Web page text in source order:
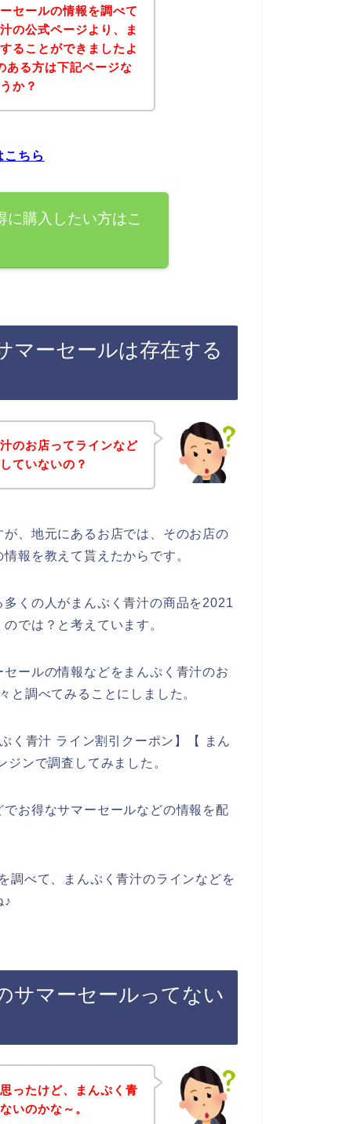
セールの情報を調べて
の公式ページより、ま
ることができましたよ
ある方は下記ページな
か？
こちら
に購入したい方はこ
マーセールは存在する
のお店ってラインなど
ていないの？
、地元にあるお店では、そのお店の
報を教えて貰えたからです。
くの人がまんぷく青汁の商品を2021
では？と考えています。
ールの情報などをまんぷく青汁のお
と調べてみることにしました。
く青汁 ライン割引クーポン】【 まん
ンで調査してみました。
お得なサマーセールなどの情報を配
調べて、まんぷく青汁のラインなどを
♪
サマーセールってない
ったけど、まんぷく青
いのかな～。